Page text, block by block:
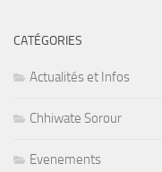
CATÉGORIES
Actualités et Infos
Chhiwate Sorour
Evenements